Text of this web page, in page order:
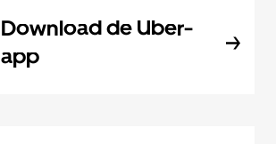
Download de Uber-
app